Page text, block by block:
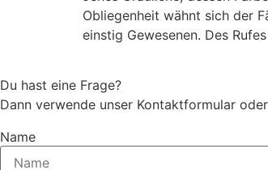
Obliegenheit wähnt sich der
einstig Gewesenen. Des
Du hast eine Frage?
Dann verwende unser Kontaktformular
Name